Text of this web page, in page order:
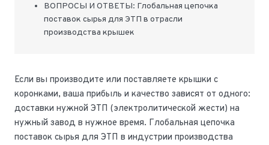
ВОПРОСЫ И ОТВЕТЫ: Глобальная цепочка
поставок сырья для ЭТП в отрасли
производства крышек
Если вы производите или поставляете крышки с
коронками, ваша прибыль и качество зависят от одного:
доставки нужной ЭТП (электролитической жести) на
нужный завод в нужное время. Глобальная цепочка
поставок сырья для ЭТП в индустрии производства